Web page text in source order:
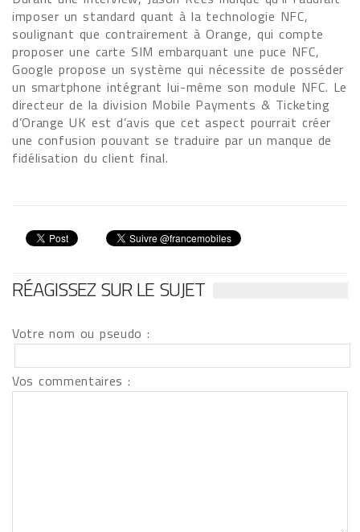
imposer un standard quant à la technologie NFC,
soulignant que contrairement à Orange, qui compte
proposer une carte SIM embarquant une puce NFC,
Google propose un système qui nécessite de posséder
un smartphone intégrant lui-même son module NFC. Le
directeur de la division Mobile Payments & Ticketing
d’Orange UK est d’avis que cet aspect pourrait créer
une confusion pouvant se traduire par un manque de
fidélisation du client final.
RÉAGISSEZ SUR LE SUJET
Votre nom ou pseudo :
Vos commentaires :